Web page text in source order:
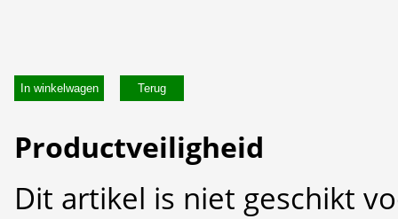
In winkelwagen
Productveiligheid
Dit artikel is niet geschikt